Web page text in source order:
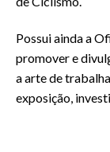
Possui ainda a
promover e
a arte de
exposição,